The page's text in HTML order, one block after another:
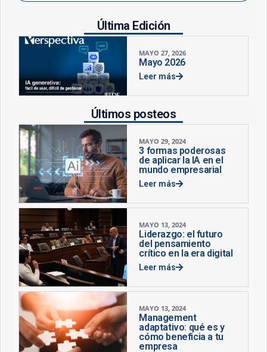
Última Edición
MAYO 27, 2026
Mayo 2026
Leer más
Últimos posteos
MAYO 29, 2024
3 formas poderosas
de aplicar la IA en el
mundo empresarial
Leer más
MAYO 13, 2024
Liderazgo: el futuro
del pensamiento
crítico en la era digital
Leer más
MAYO 13, 2024
Management
adaptativo: qué es y
cómo beneficia a tu
empresa